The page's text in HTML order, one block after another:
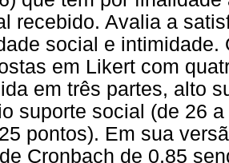
recebido. Avalia a
social e intimidade.
em Likert com
em três partes, alto
suporte social (de 26
pontos). Em sua
Cronbach de 0,85